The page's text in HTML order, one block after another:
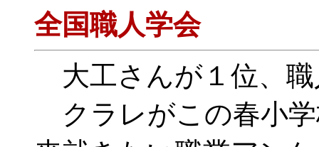
全国職人学会
大工さんが１位、
クラレがこの春小